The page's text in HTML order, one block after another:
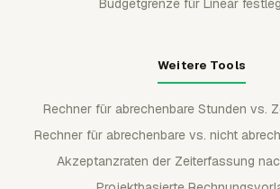
Budgetgrenze für Linear
Weitere Tools
Rechner für abrechenbare Stunden vs.
Rechner für abrechenbare vs. nicht
Akzeptanzraten der Zeiterfassung